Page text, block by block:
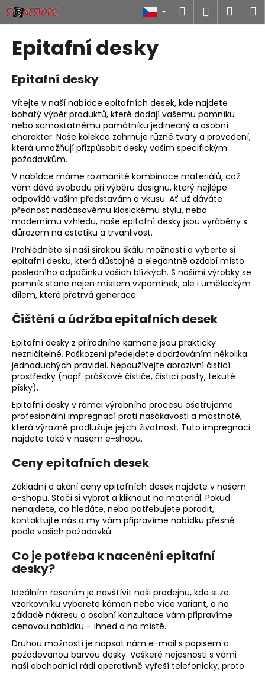
Přejít
na
obsah
Hledat
Epitafní desky
Epitafní desky
Vítejte v naší nabídce epitafních desek, kde najdete
bohatý výběr produktů, které dodají vašemu pomníku
nebo samostatnému památníku jedinečný a osobní
charakter. Naše kolekce zahrnuje různé tvary a provedení,
která umožňují přizpůsobit desky vašim specifickým
požadavkům.
V nabídce máme rozmanité kombinace materiálů, což
vám dává svobodu při výběru designu, který nejlépe
odpovídá vašim představám a vkusu. Ať už dáváte
přednost nadčasovému klasickému stylu, nebo
modernímu vzhledu, naše epitafní desky jsou vyráběny s
důrazem na estetiku a trvanlivost.
Prohlédněte si naši širokou škálu možností a vyberte si
epitafní desku, která důstojně a elegantně ozdobí místo
posledního odpočinku vašich blízkých. S našimi výrobky se
pomník stane nejen místem vzpomínek, ale i uměleckým
dílem, které přetrvá generace.
Čištění a údržba epitafních desek
Epitafní desky z přírodního kamene jsou prakticky
nezničitelné. Poškození předejdete dodržováním několika
jednoduchých pravidel. Nepoužívejte abrazivní čisticí
prostředky (např. práškové čističe, čisticí pasty, tekuté
písky).
Epitafní desky v rámci výrobního procesu ošetřujeme
profesionální impregnací proti nasákavosti a mastnotě,
která výrazně prodlužuje jejich životnost. Tuto impregnaci
najdete také v našem e-shopu.
Ceny epitafních desek
Základní a akční ceny epitafních desek najdete v našem
e-shopu. Stačí si vybrat a kliknout na materiál. Pokud
nenajdete, co hledáte, nebo potřebujete poradit,
kontaktujte nás a my vám připravíme nabídku přesně
podle vašich požadavků.
Co je potřeba k nacenění epitafní
desky?
Ideálním řešením je navštívit naši prodejnu, kde si ze
vzorkovníku vyberete kámen nebo více variant, a na
základě nákresu a osobní konzultace vám připravíme
cenovou nabídku – ihned a na místě.
Druhou možností je napsat nám e-mail s popisem a
požadovanou barvou desky. Veškeré nejasnosti s vámi
naši obchodníci rádi operativně vyřeší telefonicky, proto
K
o
o
p
o
t
ř
e
b
u
j
e
t
e
n
a
j
í
t
?
HLEDAT
o
p
o
r
u
č
j
e
e